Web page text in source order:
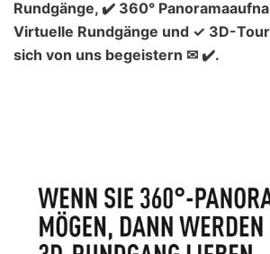
Rundgänge, ✔️ 360°
Virtuelle Rundgänge und ✓ 3D-
sich von uns begeistern ✉ ✔️.